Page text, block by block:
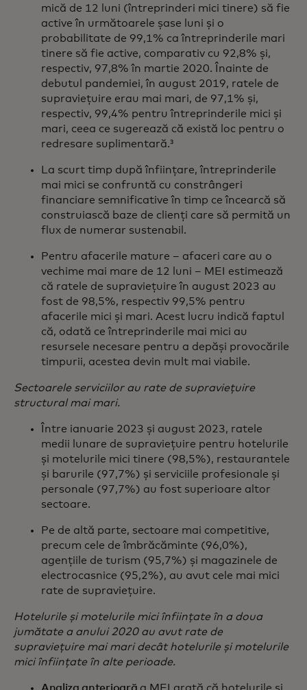
mică de 12 luni (întreprinderi mici tinere) să fie
active în următoarele șase luni și o
probabilitate de 99,1% ca întreprinderile mari
tinere să fie active, comparativ cu 92,8% și,
respectiv, 97,8% în martie 2020. Înainte de
debutul pandemiei, în august 2019, ratele de
supraviețuire erau mai mari, de 97,1% și,
respectiv, 99,4% pentru întreprinderile mici și
mari, ceea ce sugerează că există loc pentru o
redresare suplimentară.³
La scurt timp după înființare, întreprinderile
mai mici se confruntă cu constrângeri
financiare semnificative în timp ce încearcă să
construiască baze de clienți care să permită un
flux de numerar sustenabil.
Pentru afacerile mature – afaceri care au o
vechime mai mare de 12 luni – MEI estimează
că ratele de supraviețuire în august 2023 au
fost de 98,5%, respectiv 99,5% pentru
afacerile mici și mari. Acest lucru indică faptul
că, odată ce întreprinderile mai mici au
resursele necesare pentru a depăși provocările
timpurii, acestea devin mult mai viabile.
Sectoarele serviciilor au rate de supraviețuire
structural mai mari.
Între ianuarie 2023 și august 2023, ratele
medii lunare de supraviețuire pentru hotelurile
și motelurile mici tinere (98,5%), restaurantele
și barurile (97,7%) și serviciile profesionale și
personale (97,7%) au fost superioare altor
sectoare.
Pe de altă parte, sectoare mai competitive,
precum cele de îmbrăcăminte (96,0%),
agențiile de turism (95,7%) și magazinele de
electrocasnice (95,2%), au avut cele mai mici
rate de supraviețuire.
Hotelurile și motelurile mici înființate în a doua
jumătate a anului 2020 au avut rate de
supraviețuire mai mari decât hotelurile și motelurile
mici înființate în alte perioade.